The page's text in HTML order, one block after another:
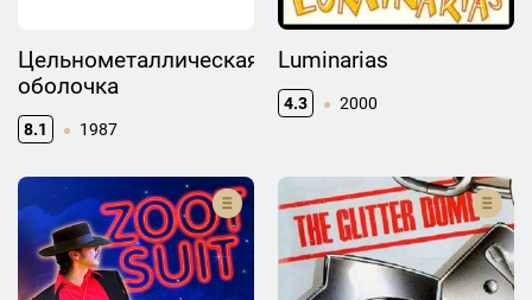
Цельнометаллическая
оболочка
8.1 1987
Luminarias
4.3 2000